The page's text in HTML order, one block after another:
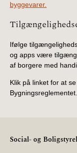
byggevarer.
Ifølge
og apps være
af borgere med
Klik på linket for at
Social- og